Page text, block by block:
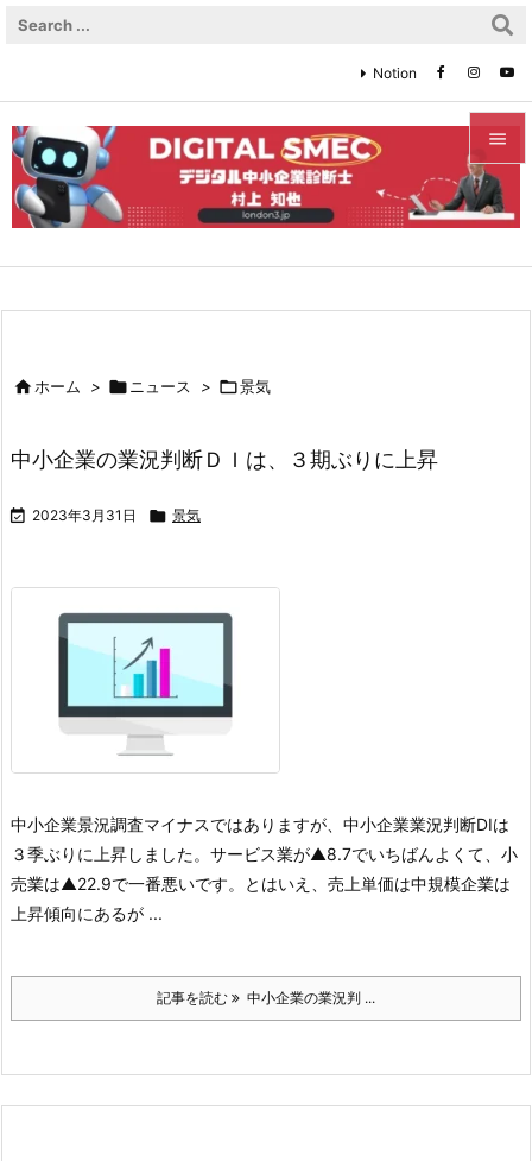


メニュ

Notion
ホーム >  ニュース > 景気
中小企業の業況判断ＤＩは、３期ぶりに上昇
 2023年3月31日  景気
中小企業景況調査マイナスではありますが、中小企業業況判断DIは
３季ぶりに上昇しました。サービス業が▲8.7でいちばんよくて、小
売業は▲22.9で一番悪いです。
とはいえ、売上単価は中規模企業は
上昇傾向にあるが ...
記事を読む 中小企業の業況判 ...